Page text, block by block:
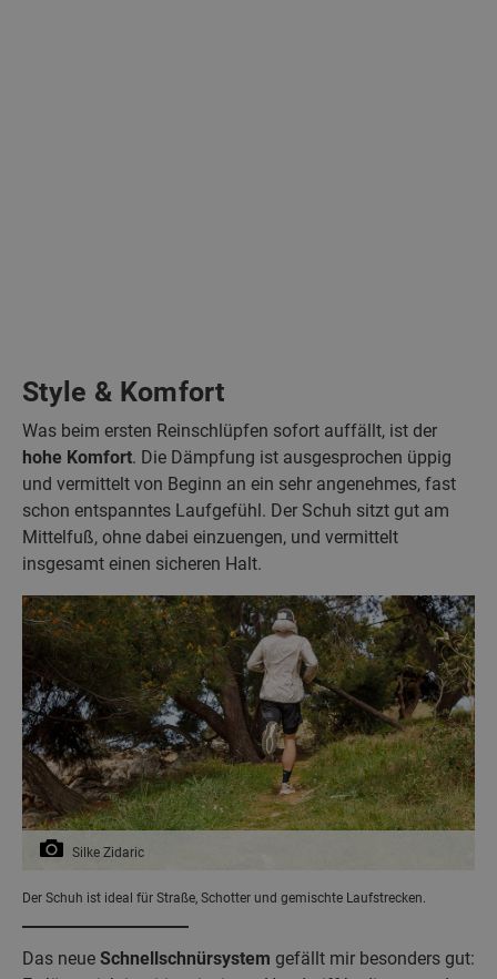
Style & Komfort
Was beim ersten Reinschlüpfen sofort auffällt, ist der
hohe Komfort. Die Dämpfung ist ausgesprochen üppig
und vermittelt von Beginn an ein sehr angenehmes, fast
schon entspanntes Laufgefühl. Der Schuh sitzt gut am
Mittelfuß, ohne dabei einzuengen, und vermittelt
insgesamt einen sicheren Halt.
Silke Zidaric
Der Schuh ist ideal für Straße, Schotter und gemischte Laufstrecken.
Das neue Schnellschnürsystem gefällt mir besonders gut: